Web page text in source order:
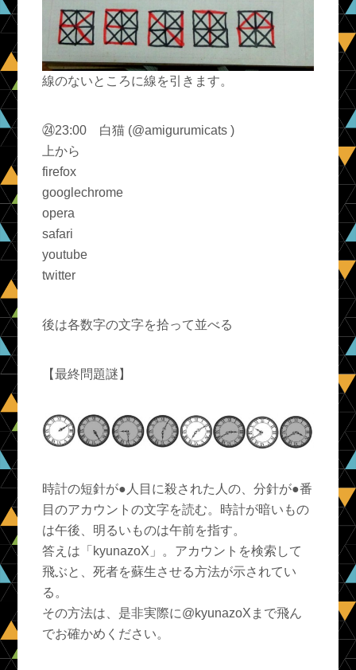
線のないところに線を引きます。
㉔23:00 白猫 (@amigurumicats )
上から
firefox
googlechrome
opera
safari
youtube
twitter
後は各数字の文字を拾って並べる
【最終問題謎】
時計の短針が●人目に殺された人の、分針が●番
目のアカウントの文字を読む。時計が暗いもの
は午後、明るいものは午前を指す。
答えは「kyunazoX」。アカウントを検索して
飛ぶと、死者を蘇生させる方法が示されてい
る。
その方法は、是非実際に@kyunazoXまで飛ん
でお確かめください。